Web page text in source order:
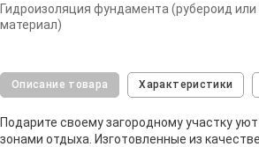
Гидроизоляция фундамента (рубероид или
материал)
Описание товара Характеристики
Подарите своему загородному участку
зонами отдыха. Изготовленные из